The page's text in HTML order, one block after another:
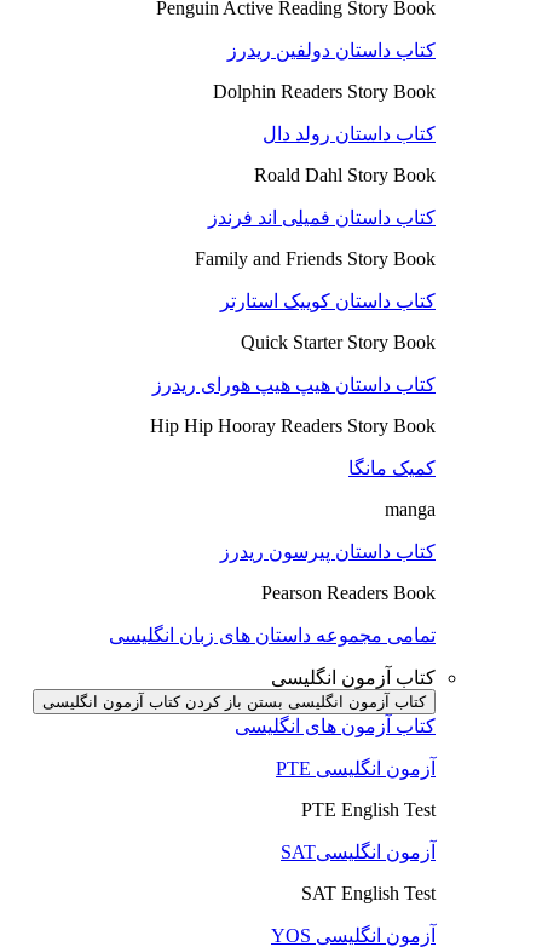
Penguin Active Reading Story Book
کتاب داستان دولفین ریدرز
Dolphin Readers Story Book
کتاب داستان رولد دال
Roald Dahl Story Book
کتاب داستان فمیلی اند فرندز
Family and Friends Story Book
کتاب داستان کوییک استارتر
Quick Starter Story Book
کتاب داستان هیپ هیپ هورای ریدرز
Hip Hip Hooray Readers Story Book
کمیک مانگا
manga
کتاب داستان پیرسون ریدرز
Pearson Readers Book
تمامی مجموعه داستان های زبان انگلیسی
کتاب آزمون انگلیسی
کتاب آزمون انگلیسی بستن باز کردن کتاب آزمون انگلیسی
کتاب آزمون های انگلیسی
آزمون انگلیسی PTE
PTE English Test
آزمون انگلیسیSAT
SAT English Test
آزمون انگلیسی YOS